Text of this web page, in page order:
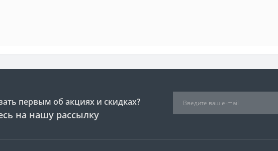
первым об акциях и скидках?
на нашу рассылку